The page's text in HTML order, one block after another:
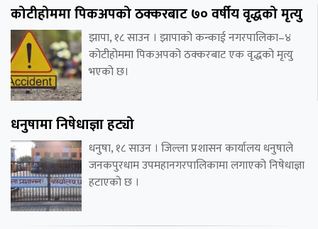
कोटीहोममा पिकअपको ठक्करबाट ७० वर्षीय वृद्धको मृत्यु
झापा, १८ साउन । झापाको कन्काई नगरपालिका–४
कोटीहोममा पिकअपको ठक्करबाट एक वृद्धको मृत्यु
भएको छ।
धनुषामा निषेधाज्ञा हट्यो
धनुषा, १८ साउन । जिल्ला प्रशासन कार्यालय धनुषाले
जनकपुरधाम उपमहानगरपालिकामा लगाएको निषेधाज्ञा
हटाएको छ ।